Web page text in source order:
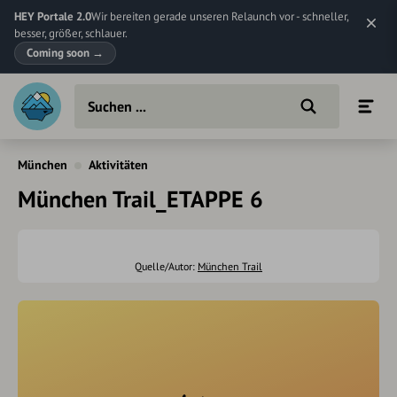
HEY Portale 2.0Wir bereiten gerade unseren Relaunch vor - schneller,
besser, größer, schlauer.
Coming soon →
München Aktivitäten
München Trail_ETAPPE 6
Quelle/Autor: München Trail